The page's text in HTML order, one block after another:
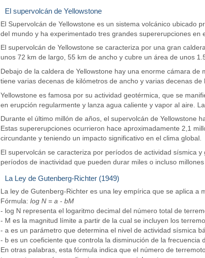
El supervolcán de Yellowstone
El Supervolcán de Yellowstone es un sistema volcánico ubicado
del mundo y ha experimentado tres grandes supererupciones
El supervolcán de Yellowstone se caracteriza por una gran
unos 72 km de largo, 55 km de ancho y cubre un área de unos
Debajo de la caldera de Yellowstone hay una enorme cámara
tiene varias decenas de kilómetros de ancho y varias decenas
Yellowstone es famosa por su actividad geotérmica, que se
en erupción regularmente y lanza agua caliente y vapor al aire.
Durante el último millón de años, el supervolcán de Yellowstone
Estas supererupciones ocurrieron hace aproximadamente 2,1
circundante y teniendo un impacto significativo en el clima global.
El supervolcán se caracteriza por períodos de actividad sísmica
períodos de inactividad que pueden durar miles o incluso
La Ley de Gutenberg-Richter (1949)
La ley de Gutenberg-Richter es una ley empírica que se aplica a
Fórmula:log N = a - bM
- log N representa el logaritmo decimal del número total de
- M es la magnitud límite a partir de la cual se incluyen los
- a es un parámetro que determina el nivel de actividad sísmica
- b es un coeficiente que controla la disminución de la frecuencia
En otras palabras, esta fórmula indica que el número de